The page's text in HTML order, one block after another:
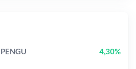
PENGU 4,30%